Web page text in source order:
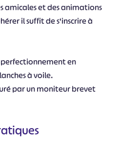
amicales et des animations
il suffit de s'inscrire à
en
à voile.
par un moniteur brevet